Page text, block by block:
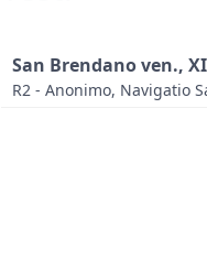
San Brendano ven.,
R2 - Anonimo, Navigatio